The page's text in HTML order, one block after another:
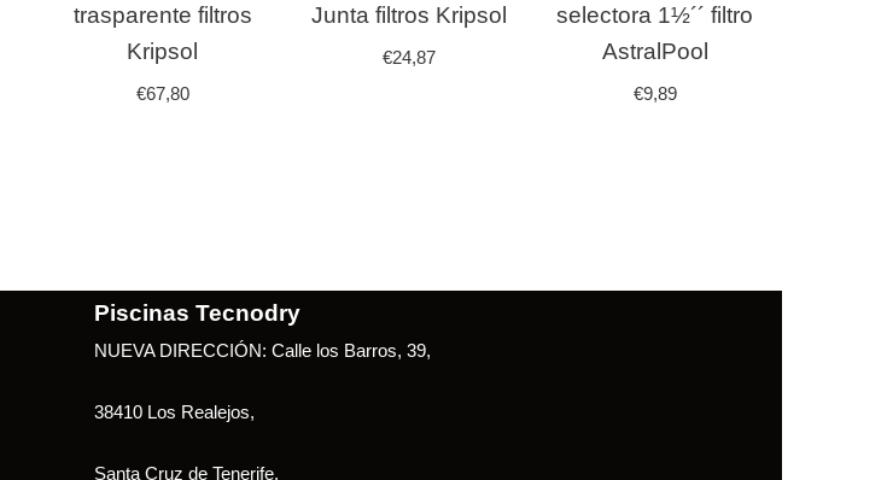
trasparente filtros
Kripsol
€67,80
Junta filtros Kripsol
€24,87
selectora 1½´´ filtro
AstralPool
€9,89
Piscinas Tecnodry
NUEVA DIRECCIÓN: Calle los Barros, 39,
38410 Los Realejos,
Santa Cruz de Tenerife.